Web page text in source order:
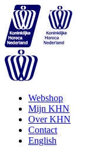
Webshop
Mijn KHN
Over KHN
Contact
English